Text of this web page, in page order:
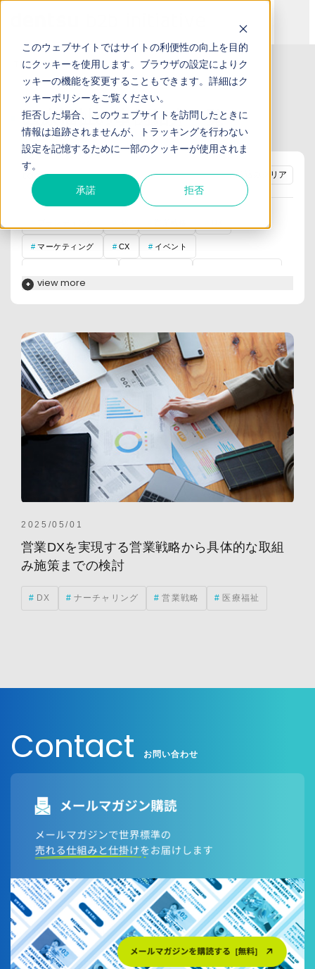
このウェブサイトではサイトの利便性の向上を目的
にクッキーを使用します。ブラウザの設定によりク
ッキーの機能を変更することもできます。詳細はク
ッキーポリシーをご覧ください。
拒否した場合、このウェブサイトを訪問したときに
情報は追跡されませんが、トラッキングを行わない
設定を記憶するために一部のクッキーが使用されま
す。
承諾 拒否
TOP 事例紹介
医療福祉の事例紹介一覧
tag : 絞込みクリア
マーケティング CX イベント
情報通信 素材 製造業 食料品
view more
2025/05/01
営業DXを実現する営業戦略から具体的な取組
み施策までの検討
DX ナーチャリング 営業戦略 医療福祉
Contact お問い合わせ